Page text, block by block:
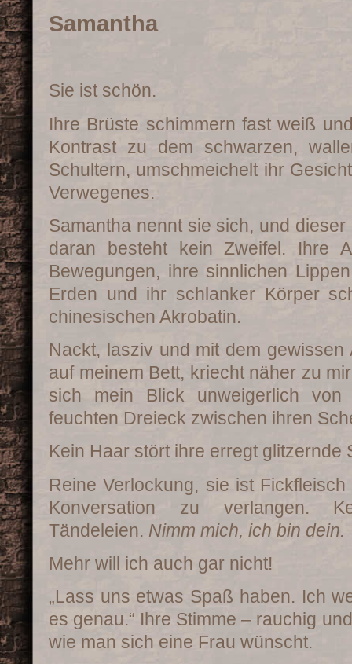
Samantha
Sie ist schön.
Ihre Brüste schimmern fast weiß
Kontrast zu dem schwarzen,
Schultern, umschmeichelt ihr
Verwegenes.
Samantha nennt sie sich, und
daran besteht kein Zweifel. Ihre
Bewegungen, ihre sinnlichen
Erden und ihr schlanker Körper
chinesischen Akrobatin.
Nackt, lasziv und mit dem
auf meinem Bett, kriecht näher zu
sich mein Blick unweigerlich
feuchten Dreieck zwischen ihren
Kein Haar stört ihre erregt glitzernde
Reine Verlockung, sie ist
Konversation zu verlangen.
Tändeleien. Nimm mich, ich bin dein.
Mehr will ich auch gar nicht!
„Lass uns etwas Spaß haben. Ich
es genau.“ Ihre Stimme – rauchig
wie man sich eine Frau wünscht.